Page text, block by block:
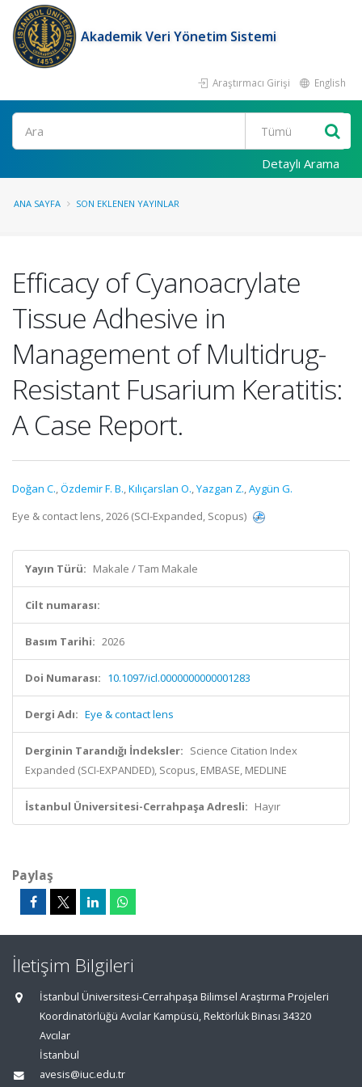
Akademik Veri Yönetim Sistemi
Araştırmacı Girişi English
Ara
Detaylı Arama
ANA SAYFA SON EKLENEN YAYINLAR
Efficacy of Cyanoacrylate
Tissue Adhesive in
Management of Multidrug-
Resistant Fusarium Keratitis:
A Case Report.
Doğan C.,Özdemir F. B.,Kılıçarslan O.,Yazgan Z.,Aygün G.
Eye & contact lens, 2026 (SCI-Expanded, Scopus)
Yayın Türü: Makale / Tam Makale
Cilt numarası:
Basım Tarihi: 2026
Doi Numarası: 10.1097/icl.0000000000001283
Dergi Adı: Eye & contact lens
Derginin Tarandığı İndeksler: Science Citation Index
Expanded (SCI-EXPANDED), Scopus, EMBASE, MEDLINE
İstanbul Üniversitesi-Cerrahpaşa Adresli: Hayır
Paylaş
İletişim Bilgileri
İstanbul Üniversitesi-Cerrahpaşa Bilimsel Araştırma Projeleri
Koordinatörlüğü Avcılar Kampüsü, Rektörlük Binası 34320
Avcılar
İstanbul
avesis@iuc.edu.tr